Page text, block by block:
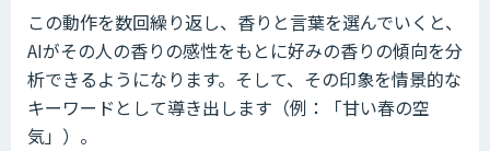
この動作を数回繰り返し、香りと言葉を選んでいくと、
AIがその人の香りの感性をもとに好みの香りの傾向を分
析できるようになります。そして、その印象を情景的な
キーワードとして導き出します（例：「甘い春の空
気」）。